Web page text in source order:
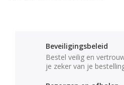
Beveiligingsbeleid
Bestel veilig en
je zeker van je